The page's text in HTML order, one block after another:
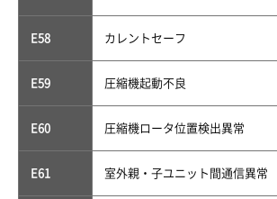
E58 カレントセーフ
E59 圧縮機起動不良
E60 圧縮機ロータ位置検出異常
E61 室外親・子ユニット間通信異常